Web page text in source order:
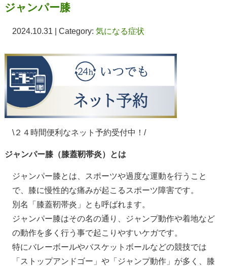
ジャンパー膝
2024.10.31 | Category: 気になる症状
\２４時間便利なネット予約受付中！/
ジャンパー膝（膝蓋靭帯炎）とは
ジャンパー膝とは、スポーツや過度な運動を行うこと
で、膝に慢性的な痛みが起こるスポーツ障害です。
別名「膝蓋靭帯炎」とも呼ばれます。
ジャンパー膝はその名の通り、ジャンプ動作や着地など
の動作を多く行う事で起こりやすいケガです。
特にバレーボールやバスケットボールなどの競技では
「ストップアンドゴー」や「ジャンプ動作」が多く、膝